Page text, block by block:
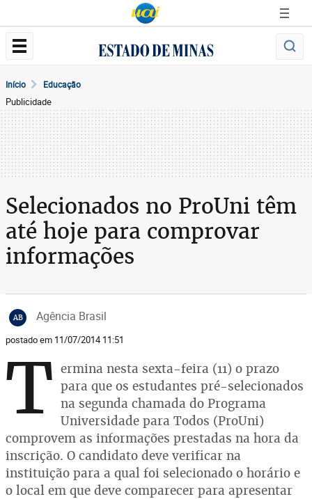
Início Educação
Publicidade
Selecionados no ProUni têm
até hoje para comprovar
informações
AB Agência Brasil
postado em 11/07/2014 11:51
T ermina nesta sexta-feira (11) o prazo
para que os estudantes pré-selecionados
na segunda chamada do Programa
Universidade para Todos (ProUni)
comprovem as informações prestadas na hora da
inscrição. O candidato deve verificar na
instituição para a qual foi selecionado o horário e
o local em que deve comparecer para apresentar